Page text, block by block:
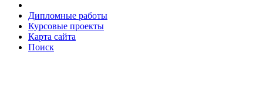
Дипломные работы
Курсовые проекты
Карта сайта
Поиск